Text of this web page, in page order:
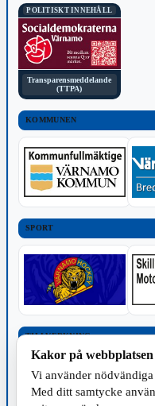
POLITISKT INNEHÅLL
Transparensmeddelande
(TTPA)
KOMMUNEN
SPORT
TILLVERKNING
Kakor på webbplatsen
Vi använder
Med ditt samtycke